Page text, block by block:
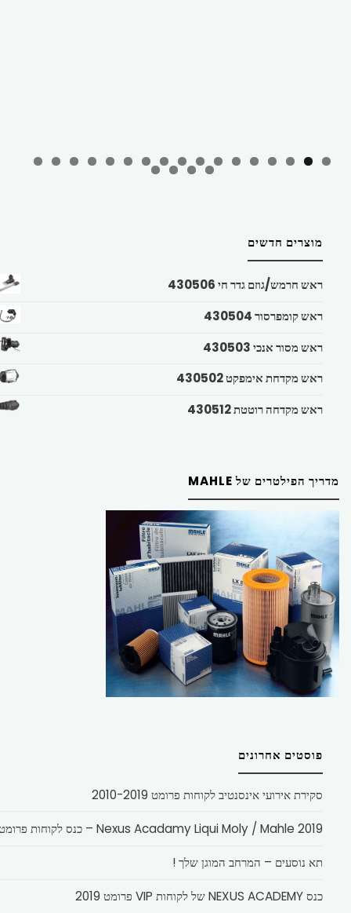
מוצרים חדשים
ראש חרמש/גוזם גדר חי 430506
ראש קומפרסור 430504
ראש מסור אנכי 430503
ראש מקדחת אימפקט 430502
ראש מקדחה רוטטת 430512
מדריך הפילטרים של MAHLE
פוסטים אחרונים
סקירת אירועי אינסנטיב לקוחות פרומט 2010-2019
Nexus Acadamy Liqui Moly / Mahle 2019 – כנס לקוחות פרומט
תא נוסעים – המרחב המוגן שלך !
כנס NEXUS ACADEMY של לקוחות VIP פרומט 2019